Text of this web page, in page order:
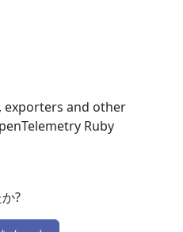
and other
Ruby
?